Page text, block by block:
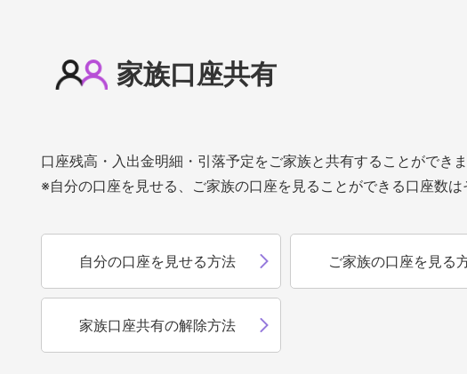
家族口座共有
口座残高・入出金明細・引落予定をご家族と共有することができ
※自分の口座を見せる、ご家族の口座を見ることができる口座数
自分の口座を見せる方法 ご家族の口座を見る
家族口座共有の解除方法